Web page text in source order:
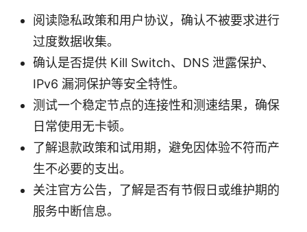
阅读隐私政策和用户协议，确认不被要求进行
过度数据收集。
确认是否提供 Kill Switch、DNS 泄露保护、
IPv6 漏洞保护等安全特性。
测试一个稳定节点的连接性和测速结果，确保
日常使用无卡顿。
了解退款政策和试用期，避免因体验不符而产
生不必要的支出。
关注官方公告，了解是否有节假日或维护期的
服务中断信息。